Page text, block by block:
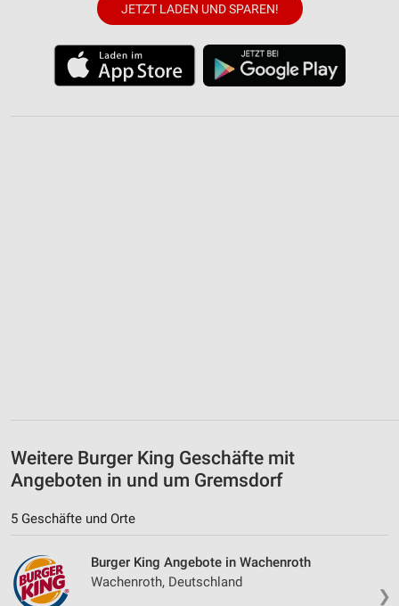
JETZT LADEN UND SPAREN!
Weitere Burger King Geschäfte mit
Angeboten in und um Gremsdorf
5 Geschäfte und Orte
❯
Burger King Angebote in Wachenroth
Wachenroth, Deutschland